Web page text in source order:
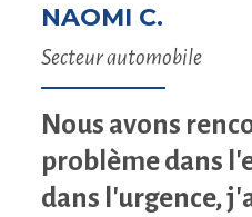
NAOMI C.
Secteur automobile
Nous avons
problème dans
dans l'urgence,